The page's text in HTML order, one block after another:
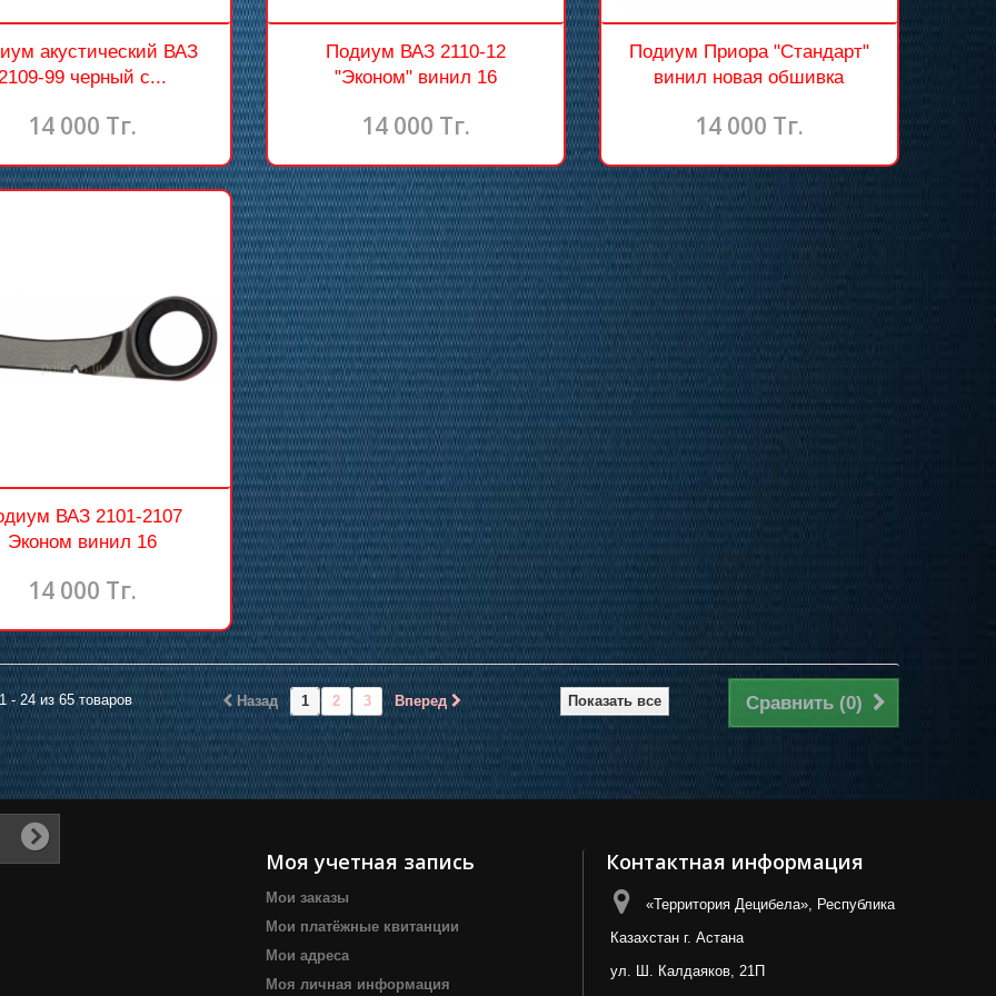
акустический ВАЗ
99 черный с...
14 000 Тг.
Подиум ВАЗ 2110-12
"Эконом" винил 16
14 000 Тг.
Подиум Приора "Стандарт"
винил новая обшивка
14 000 Тг.
ВАЗ 2101-2107
Эконом винил 16
14 000 Тг.
Сравнить (0)
Показать все
Назад 1 2 3 Вперед
- 24 из 65 товаров
Моя учетная запись
Мои заказы
Мои платёжные квитанции
Мои адреса
Моя личная информация
Контактная информация
«Территория Децибела», Республика
Казахстан г. Астана
ул. Ш. Калдаяков, 21П